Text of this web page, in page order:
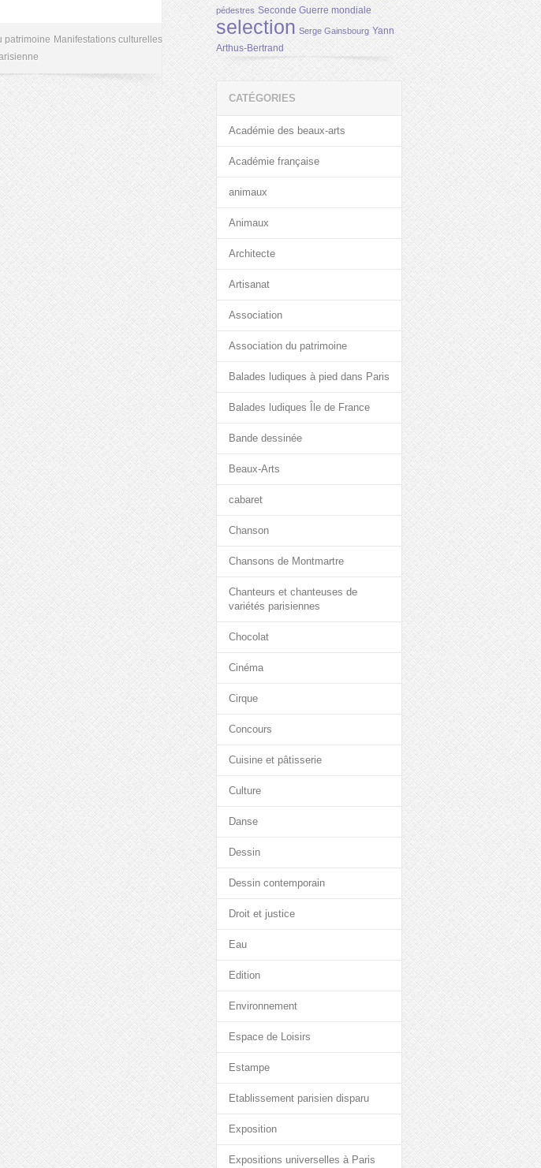
patrimoine Manifestations culturelles
pédestres Seconde Guerre mondiale
selection Serge Gainsbourg Yann
Arthus-Bertrand
CATÉGORIES
Académie des beaux-arts
Académie française
animaux
Animaux
Architecte
Artisanat
Association
Association du patrimoine
Balades ludiques à pied dans Paris
Balades ludiques Île de France
Bande dessinée
Beaux-Arts
cabaret
Chanson
Chansons de Montmartre
Chanteurs et chanteuses de
variétés parisiennes
Chocolat
Cinéma
Cirque
Concours
Cuisine et pâtisserie
Culture
Danse
Dessin
Dessin contemporain
Droit et justice
Eau
Edition
Environnement
Espace de Loisirs
Estampe
Etablissement parisien disparu
Exposition
Expositions universelles à Paris